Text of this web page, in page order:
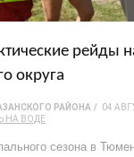
рейды
округа
РАЙОНА
04
НА ВОДЕ
сезона в